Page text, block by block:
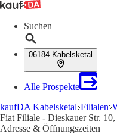
Suchen
06184 Kabelsketal
Alle Prospekte
kaufDA Kabelsketal Filialen
Fiat Filiale - Dieskauer Str.
Adresse & Öffnungszeiten